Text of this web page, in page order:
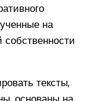
на
собственности
тексты,